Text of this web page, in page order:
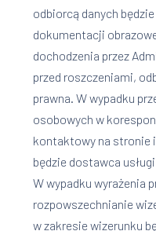
odbiorcą danych
dokumentacji
dochodzenia przez
przed roszczeniami,
prawna. W wypadku
osobowych w
kontaktowy na stronie
będzie dostawca
W wypadku wyrażenia
rozpowszechnianie
w zakresie wizerunku